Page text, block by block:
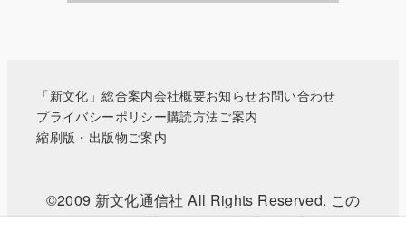
「新文化」総合案内会社概要お知らせお問い合わせ
プライバシーポリシー購読方法ご案内
縮刷版・出版物ご案内
©2009 新文化通信社 All Rights Reserved. この
WEBサイトに掲載されている記事・写真などの無